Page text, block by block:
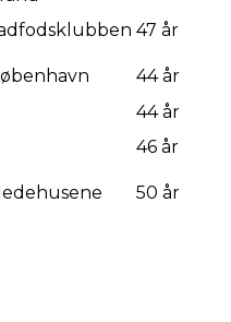
47 år
44 år
44 år
46 år
50 år